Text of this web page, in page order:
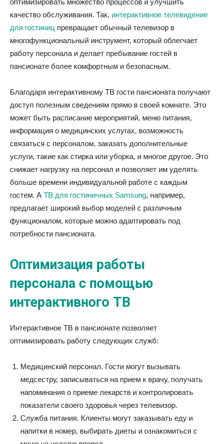
оптимизировать множество процессов и улучшить
качество обслуживания. Так, интерактивное телевидение
для гостиниц превращает обычный телевизор в
многофункциональный инструмент, который облегчает
работу персонала и делает пребывание гостей в
пансионате более комфортным и безопасным.
Благодаря интерактивному ТВ гости пансионата получают
доступ полезным сведениям прямо в своей комнате. Это
может быть расписание мероприятий, меню питания,
информация о медицинских услугах, возможность
связаться с персоналом, заказать дополнительные
услуги, такие как стирка или уборка, и многое другое. Это
снижает нагрузку на персонал и позволяет им уделять
больше времени индивидуальной работе с каждым
гостем. А ТВ для гостиничных Samsung, например,
предлагает широкий выбор моделей с различным
функционалом, которые можно адаптировать под
потребности пансионата.
Оптимизация работы
персонала с помощью
интерактивного ТВ
Интерактивное ТВ в пансионате позволяет
оптимизировать работу следующих служб:
Медицинский персонал. Гости могут вызывать
медсестру, записываться на прием к врачу, получать
напоминания о приеме лекарств и контролировать
показатели своего здоровья через телевизор.
Служба питания. Клиенты могут заказывать еду и
напитки в номер, выбирать диеты и ознакомиться с